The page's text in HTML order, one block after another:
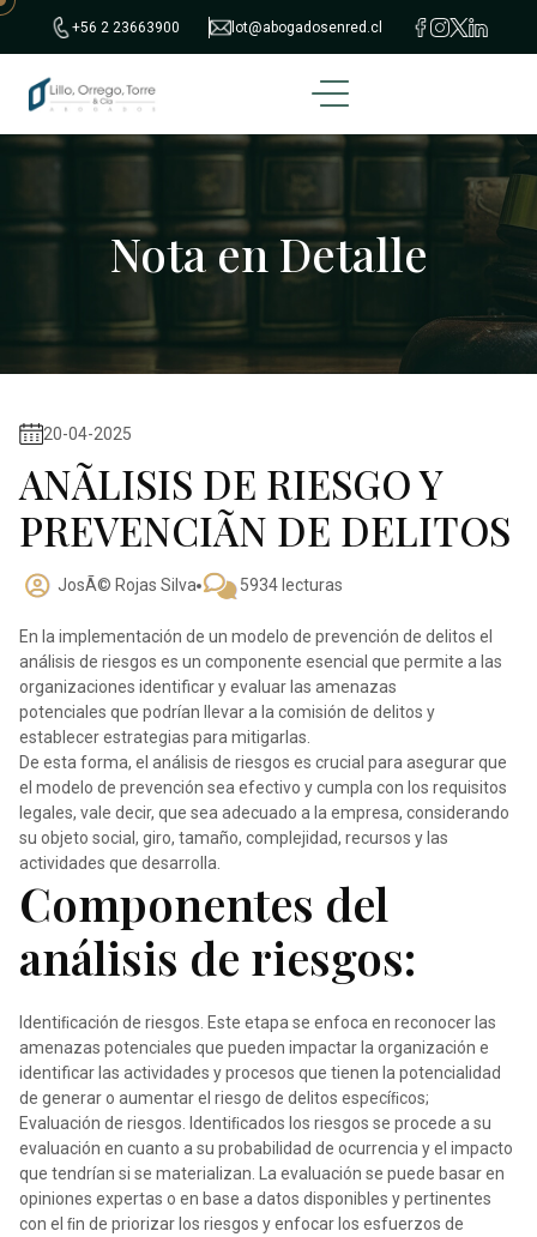
+56 2 23663900 lot@abogadosenred.cl
Nota en Detalle
20-04-2025
ANÃLISIS DE RIESGO Y
PREVENCIÃN DE DELITOS
JosÃ© Rojas Silva 5934 lecturas
En la implementación de un modelo de prevención de delitos el
análisis de riesgos es un componente esencial que permite a las
organizaciones identificar y evaluar las amenazas
potenciales que podrían llevar a la comisión de delitos y
establecer estrategias para mitigarlas.
De esta forma, el análisis de riesgos es crucial para asegurar que
el modelo de prevención sea efectivo y cumpla con los requisitos
legales, vale decir, que sea adecuado a la empresa, considerando
su objeto social, giro, tamaño, complejidad, recursos y las
actividades que desarrolla.
Componentes del
análisis de riesgos:
Identiﬁcación de riesgos. Este etapa se enfoca en reconocer las
amenazas potenciales que pueden impactar la organización e
identificar las actividades y procesos que tienen la potencialidad
de generar o aumentar el riesgo de delitos especíﬁcos;
Evaluación de riesgos. Identiﬁcados los riesgos se procede a su
evaluación en cuanto a su probabilidad de ocurrencia y el impacto
que tendrían si se materializan. La evaluación se puede basar en
opiniones expertas o en base a datos disponibles y pertinentes
con el ﬁn de priorizar los riesgos y enfocar los esfuerzos de